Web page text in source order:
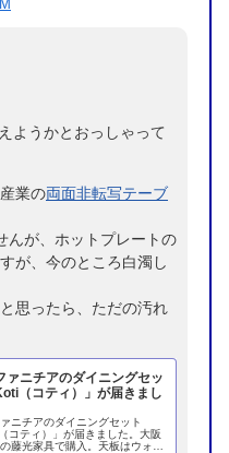
ようかとおっしゃって
業の両面非転写テーブ
んが、ホットプレートの
が、今のところ白濁し
思ったら、ただの汚れ
ァニチアのダイニングセッ
（コティ）」が届きまし
ニチアのダイニングセット
（コティ）」が届きました。大阪
藤光家具で購入。天板はウォー